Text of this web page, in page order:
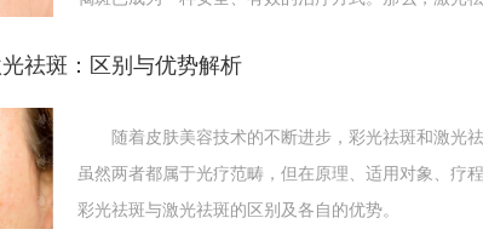
龄愈小，皮肤愈薄，病灶相对愈浅，修复吸收能力愈强，治
色素沉着，多在数月内自行消失。
者都要做好眼睛的防护。
变不会对机体造成不可逆损伤。
祛斑：区别与优势解析
随着皮肤美容技术的不断进步，彩光祛斑和激光祛
虽然两者都属于光疗范畴，但在原理、适用对象、疗
彩光祛斑与激光祛斑的区别及各自的优势。